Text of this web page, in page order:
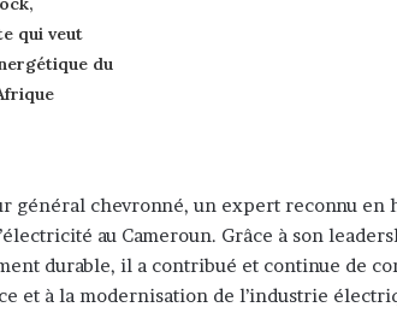
qui veut
du
général chevronné, un expert reconnu
au Cameroun. Grâce à son
durable, il a contribué et continue de
et à la modernisation de l’industrie